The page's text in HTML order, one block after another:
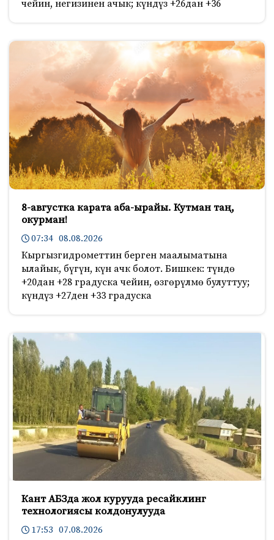
чейин, негизинен ачык; күндүз +26дан +36
8-августка карата аба-ырайы. Кутман таң,
окурман!
07:34 08.08.2026
Кыргызгидрометтин берген маалыматына
ылайык, бүгүн, күн ачк болот. Бишкек: түндө
+20дан +28 градуска чейин, өзгөрүлмө булуттуу;
күндүз +27ден +33 градуска
Кант АБЗда жол курууда ресайклинг
технологиясы колдонулууда
17:53 07.08.2026